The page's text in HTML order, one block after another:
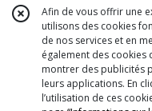
Afin de vous offrir une
utilisons des cookies
de nos services et en
également des cookies
montrer des publicités
leurs applications. En
l’utilisation de ces